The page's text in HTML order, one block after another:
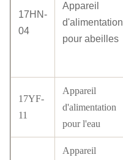
17HN-
04
Appareil
d'alimentation
pour abeilles
17YF-
11
Appareil
d'alimentation
pour l'eau
Appareil